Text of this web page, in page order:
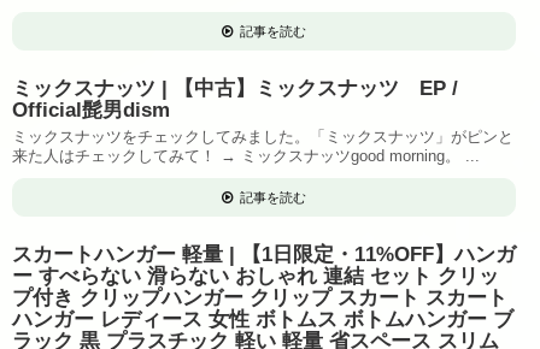
記事を読む
ミックスナッツ | 【中古】ミックスナッツ EP /
Official髭男dism
ミックスナッツをチェックしてみました。「ミックスナッツ」がピンと
来た人はチェックしてみて！ → ミックスナッツgood morning。 ...
記事を読む
スカートハンガー 軽量 | 【1日限定・11%OFF】ハンガ
ー すべらない 滑らない おしゃれ 連結 セット クリッ
プ付き クリップハンガー クリップ スカート スカート
ハンガー レディース 女性 ボトムス ボトムハンガー ブ
ラック 黒 プラスチック 軽い 軽量 省スペース スリム